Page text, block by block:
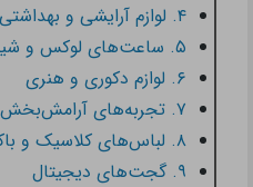
۴. لوازم آرایشی و بهداشتی با کیفیت
۵. ساعت‌های لوکس و شیک
۶. لوازم دکوری و هنری
۷. تجربه‌های آرامش‌بخش و رمانتیک
۸. لباس‌های کلاسیک و باکیفیت
۹. گجت‌های دیجیتال